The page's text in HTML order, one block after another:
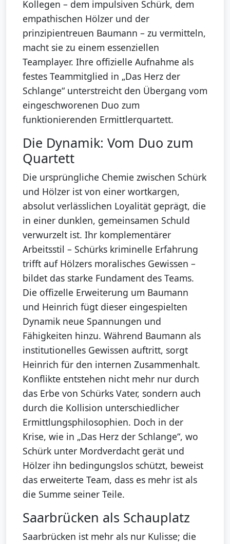
Kollegen – dem impulsiven Schürk, dem
empathischen Hölzer und der
prinzipientreuen Baumann – zu vermitteln,
macht sie zu einem essenziellen
Teamplayer. Ihre offizielle Aufnahme als
festes Teammitglied in „Das Herz der
Schlange“ unterstreicht den Übergang vom
eingeschworenen Duo zum
funktionierenden Ermittlerquartett.
Die Dynamik: Vom Duo zum
Quartett
Die ursprüngliche Chemie zwischen Schürk
und Hölzer ist von einer wortkargen,
absolut verlässlichen Loyalität geprägt, die
in einer dunklen, gemeinsamen Schuld
verwurzelt ist. Ihr komplementärer
Arbeitsstil – Schürks kriminelle Erfahrung
trifft auf Hölzers moralisches Gewissen –
bildet das starke Fundament des Teams.
Die offizelle Erweiterung um Baumann
und Heinrich fügt dieser eingespielten
Dynamik neue Spannungen und
Fähigkeiten hinzu. Während Baumann als
institutionelles Gewissen auftritt, sorgt
Heinrich für den internen Zusammenhalt.
Konflikte entstehen nicht mehr nur durch
das Erbe von Schürks Vater, sondern auch
durch die Kollision unterschiedlicher
Ermittlungsphilosophien. Doch in der
Krise, wie in „Das Herz der Schlange“, wo
Schürk unter Mordverdacht gerät und
Hölzer ihn bedingungslos schützt, beweist
das erweiterte Team, dass es mehr ist als
die Summe seiner Teile.
Saarbrücken als Schauplatz
Saarbrücken ist mehr als nur Kulisse; die